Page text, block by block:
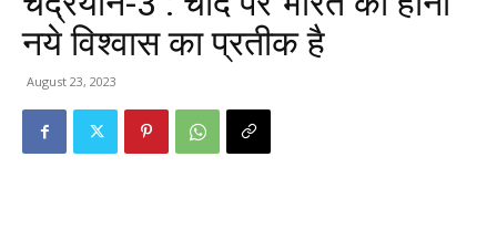
नये विश्वास का प्रतीक है
August 23, 2023